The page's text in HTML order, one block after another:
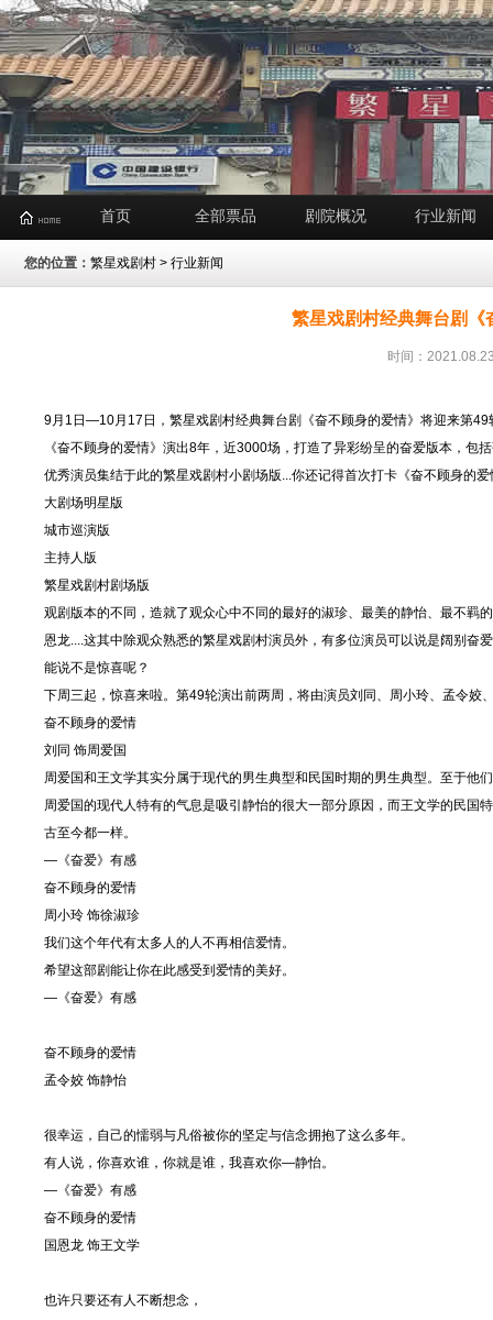
首页 全部票品 剧院概况 行业新闻
您的位置： 繁星戏剧村 > 行业新闻
繁星戏剧村经典舞台剧《
时间：
9月1日—10月17日，繁星戏剧村经典舞台剧《奋不顾身的爱情》将迎来第49
《奋不顾身的爱情》演出8年，近3000场，打造了异彩纷呈的奋爱版本，
优秀演员集结于此的繁星戏剧村小剧场版...你还记得首次打卡《奋不顾身的
大剧场明星版
城市巡演版
主持人版
繁星戏剧村剧场版
观剧版本的不同，造就了观众心中不同的最好的淑珍、最美的静怡、最不羁
恩龙....这其中除观众熟悉的繁星戏剧村演员外，有多位演员可以说是阔别
能说不是惊喜呢？
下周三起，惊喜来啦。第49轮演出前两周，将由演员刘同、周小玲、孟令
奋不顾身的爱情
刘同 饰周爱国
周爱国和王文学其实分属于现代的男生典型和民国时期的男生典型。至于
周爱国的现代人特有的气息是吸引静怡的很大一部分原因，而王文学的民
古至今都一样。
—《奋爱》有感
奋不顾身的爱情
周小玲 饰徐淑珍
我们这个年代有太多人的人不再相信爱情。
希望这部剧能让你在此感受到爱情的美好。
—《奋爱》有感
奋不顾身的爱情
孟令姣 饰静怡
很幸运，自己的懦弱与凡俗被你的坚定与信念拥抱了这么多年。
有人说，你喜欢谁，你就是谁，我喜欢你—静怡。
—《奋爱》有感
奋不顾身的爱情
国恩龙 饰王文学
也许只要还有人不断想念，